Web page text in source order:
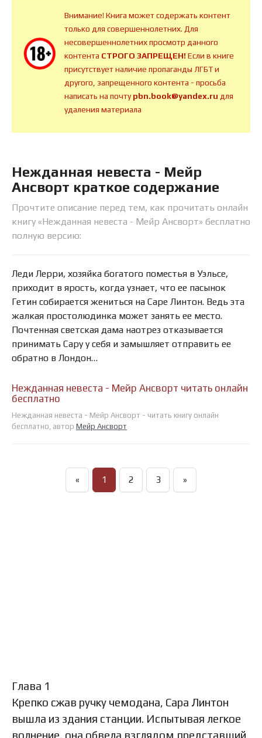
Внимание! Книга может содержать контент
только для совершеннолетних. Для
несовершеннолетних просмотр данного
контента СТРОГО ЗАПРЕЩЕН!Если в книге
присутствует наличие пропаганды ЛГБТ и
другого, запрещенного контента - просьба
написать на почтуpbn.book@yandex.ru для
удаления материала
Нежданная невеста - Мейр
Ансворт краткое содержание
Прочтите описание перед тем, как прочитать онлайн
книгу «Нежданная невеста - Мейр Ансворт» бесплатно
полную версию:
Леди Лерри, хозяйка богатого поместья в Уэльсе,
приходит в ярость, когда узнает, что ее пасынок
Гетин собирается жениться на Саре Линтон. Ведь эта
жалкая простолюдинка может занять ее место.
Почтенная светская дама наотрез отказывается
принимать Сару у себя и замышляет отправить ее
обратно в Лондон…
Нежданная невеста - Мейр Ансворт читать онлайн
бесплатно
Нежданная невеста - Мейр Ансворт - читать книгу онлайн
бесплатно, автор Мейр Ансворт
« 1 2 3 »
Глава 1
Крепко сжав ручку чемодана, Сара Линтон
вышла из здания станции. Испытывая легкое
волнение, она обвела взглядом представший